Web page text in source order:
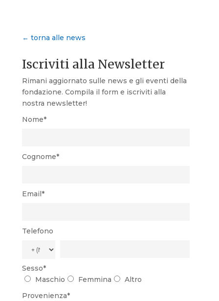
← torna alle news
Iscriviti alla Newsletter
Rimani aggiornato sulle news e gli eventi della
fondazione. Compila il form e iscriviti alla
nostra newsletter!
Nome*
Cognome*
Email*
Telefono
Sesso*
Maschio
Femmina
Altro
Provenienza*